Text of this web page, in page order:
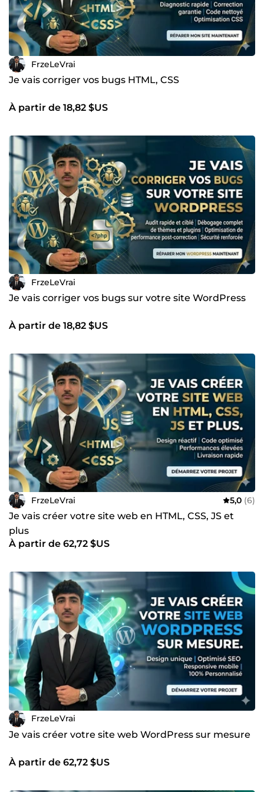
FrzeLeVrai
Je vais corriger vos bugs HTML, CSS
À partir de 18,82 $US
FrzeLeVrai
Je vais corriger vos bugs sur votre site WordPress
À partir de 18,82 $US
FrzeLeVrai 5,0 (6)
Je vais créer votre site web en HTML, CSS, JS et
plus
À partir de 62,72 $US
FrzeLeVrai
Je vais créer votre site web WordPress sur mesure
À partir de 62,72 $US